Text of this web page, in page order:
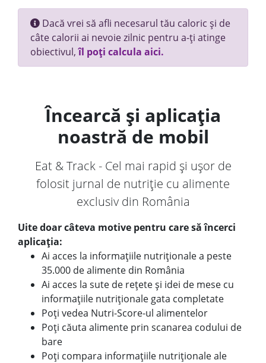
Dacă vrei să afli necesarul tău caloric și de
câte calorii ai nevoie zilnic pentru a-ți atinge
obiectivul,îl poți calcula aici.
Încearcă și aplicația
noastră de mobil
Eat & Track - Cel mai rapid și ușor de
folosit jurnal de nutriție cu alimente
exclusiv din România
Uite doar câteva motive pentru care să încerci
aplicația:
Ai acces la informațiile nutriționale a peste
35.000 de alimente din România
Ai acces la sute de rețete și idei de mese cu
informațiile nutriționale gata completate
Poți vedea Nutri-Score-ul alimentelor
Poți căuta alimente prin scanarea codului de
bare
Poți compara informațiile nutriționale ale